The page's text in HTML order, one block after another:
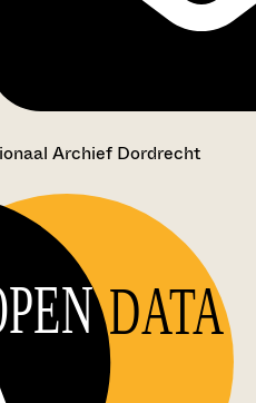
Archief Dordrecht
DATA